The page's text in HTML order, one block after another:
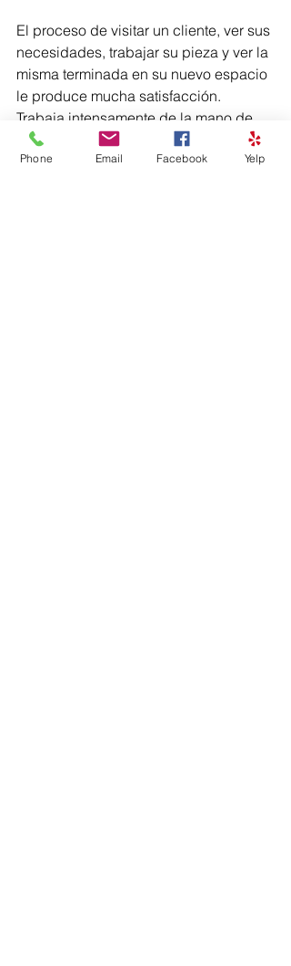
El proceso de visitar un cliente, ver sus
necesidades, trabajar su pieza y ver la
misma terminada en su nuevo espacio
le produce mucha satisfacción.
Trabaja intensamente de la mano de
diseñadores de interiores y
arquitectos, así que eso se presta
Phone Email Facebook Yelp